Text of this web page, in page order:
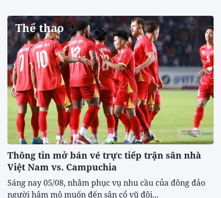
Thể thao
Thông tin mở bán vé trực tiếp trận sân nhà
Việt Nam vs. Campuchia
Sáng nay 05/08, nhằm phục vụ nhu cầu của đông đảo
người hâm mộ muốn đến sân cổ vũ đội...